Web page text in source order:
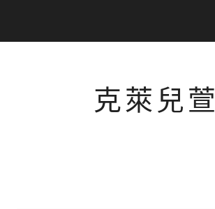
克萊兒萱